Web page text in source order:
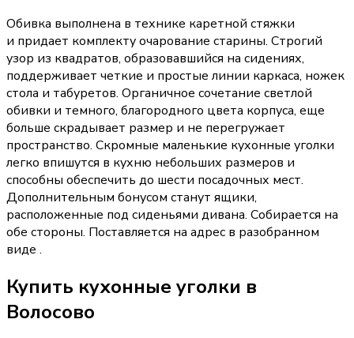
Обивка выполнена в технике каретной стяжки
и придает комплекту очарование старины. Строгий
узор из квадратов, образовавшийся на сидениях,
поддерживает четкие и простые линии каркаса, ножек
стола и табуретов. Органичное сочетание светлой
обивки и темного, благородного цвета корпуса, еще
больше скрадывает размер и не перегружает
пространство. Скромные маленькие кухонные уголки
легко впишутся в кухню небольших размеров и
способны обеспечить до шести посадочных мест.
Дополнительным бонусом станут ящики,
расположенные под сиденьями дивана. Собирается на
обе стороны. Поставляется на адрес в разобранном
виде .
Купить кухонные уголки в
Волосово